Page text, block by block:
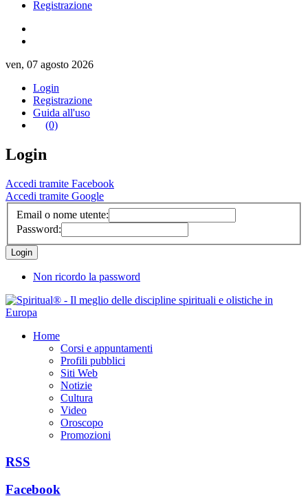
Registrazione
ven, 07 agosto 2026
Login
Registrazione
Guida all'uso
(0)
Login
Accedi tramite Facebook
Accedi tramite Google
Email o nome utente:
Password:
Non ricordo la password
Home
Corsi e appuntamenti
Profili pubblici
Siti Web
Notizie
Cultura
Video
Oroscopo
Promozioni
RSS
Facebook